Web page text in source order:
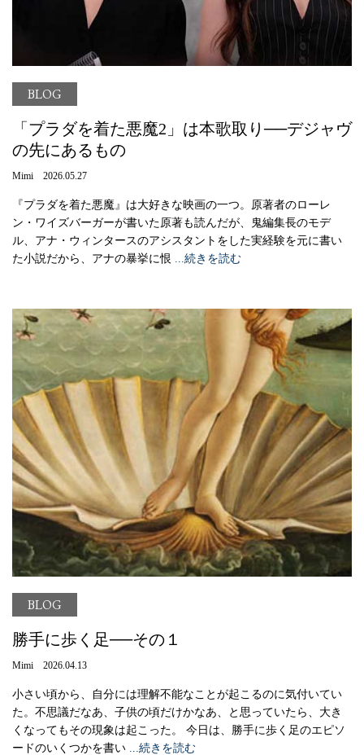
BLOG
「プラダを着た悪魔2」は本歌取り──デジャヴ
の先にあるもの
Mimi 2026.05.27
『プラダを着た悪魔』は大好きな映画の一つ。原著者のローレ
ン・ワイズバーガーが書いた原著も読んだが、鬼編集長のモデ
ル、アナ・ウィンタースのアシスタントをした実経験を元に書い
た小説だから、アナの暴挙に恨 ...続きを読む
BLOG
勝手に歩く足──その１
Mimi 2026.04.13
小さい頃から、自分には理解不能なことが起こるのに気付いてい
た。不思議だなあ、子供の頃だけかなあ、と思っていたら、大き
くなってもその現象は起こった。 今日は、勝手に歩く足のエピソ
ードのいくつかを書い
...続きを読む